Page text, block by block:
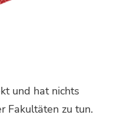
und hat nichts
Fakultäten zu tun.